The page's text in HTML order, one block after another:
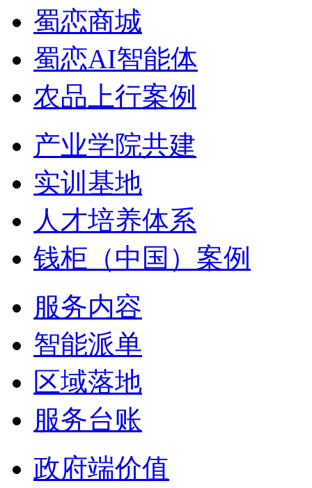
蜀恋商城
蜀恋AI智能体
农品上行案例
产业学院共建
实训基地
人才培养体系
钱柜（中国）案例
服务内容
智能派单
区域落地
服务台账
政府端价值